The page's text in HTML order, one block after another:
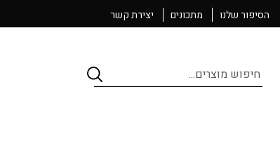
הסיפור שלנו מתכונים יצירת קשר
search